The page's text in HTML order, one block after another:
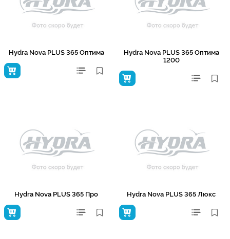
Hydra Nova PLUS 365 Оптима
Hydra Nova PLUS 365 Оптима
1200
Hydra Nova PLUS 365 Про Hydra Nova PLUS 365 Люкс